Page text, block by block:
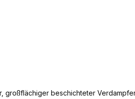
beschichteter